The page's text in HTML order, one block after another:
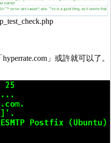
」或許就可以了。